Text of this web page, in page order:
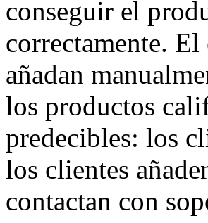
conseguir el
correctamente.
añadan
los productos
predecibles: los
los clientes
contactan con